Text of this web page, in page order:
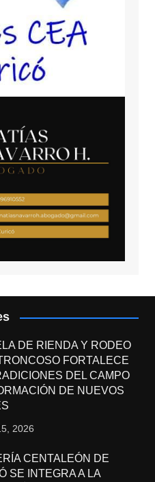
DE RIENDA Y RODEO
FORTALECE
DEL CAMPO
DE NUEVOS
2026
CENTALEÓN DE
SE INTEGRA A LA